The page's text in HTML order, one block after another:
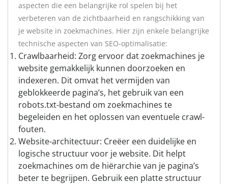
aspecten die een belangrijke rol spelen bij het
verbeteren van de zichtbaarheid en rangschikking van
je website in zoekmachines. Hier zijn enkele belangrijke
technische aspecten van SEO-optimalisatie:
Crawlbaarheid: Zorg ervoor dat zoekmachines je
website gemakkelijk kunnen doorzoeken en
indexeren. Dit omvat het vermijden van
geblokkeerde pagina’s, het gebruik van een
robots.txt-bestand om zoekmachines te
begeleiden en het oplossen van eventuele crawl-
fouten.
Website-architectuur: Creëer een duidelijke en
logische structuur voor je website. Dit helpt
zoekmachines om de hiërarchie van je pagina’s
beter te begrijpen. Gebruik een platte structuur